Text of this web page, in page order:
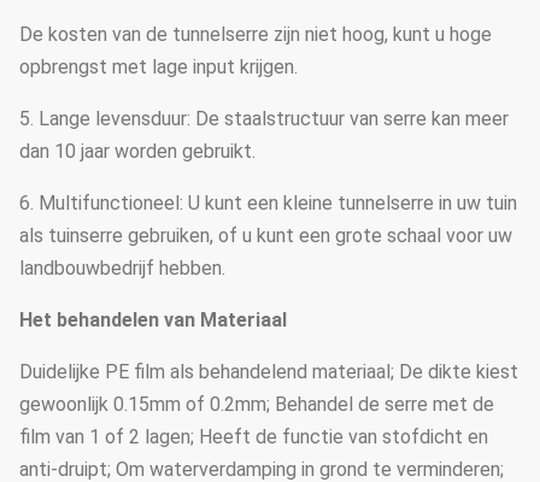
De kosten van de tunnelserre zijn niet hoog, kunt u hoge
opbrengst met lage input krijgen.
5. Lange levensduur: De staalstructuur van serre kan meer
dan 10 jaar worden gebruikt.
6. Multifunctioneel: U kunt een kleine tunnelserre in uw tuin
als tuinserre gebruiken, of u kunt een grote schaal voor uw
landbouwbedrijf hebben.
Het behandelen van Materiaal
Duidelijke PE film als behandelend materiaal; De dikte kiest
gewoonlijk 0.15mm of 0.2mm; Behandel de serre met de
film van 1 of 2 lagen; Heeft de functie van stofdicht en
anti-druipt; Om waterverdamping in grond te verminderen;